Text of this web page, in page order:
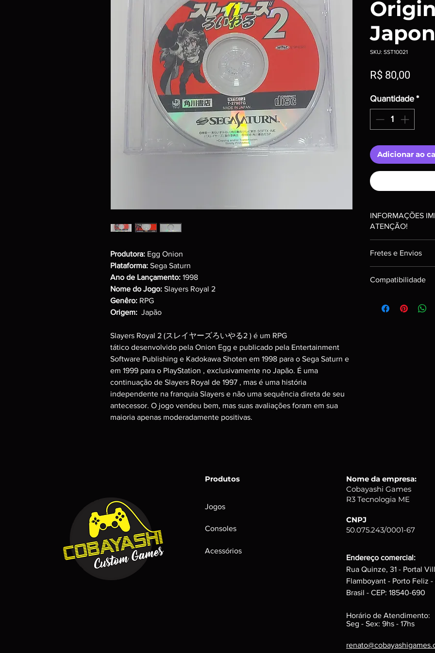
Produtora: Egg Onion
Plataforma: Sega Saturn
Ano de Lançamento: 1998
Nome do Jogo: Slayers Royal 2
Genêro: RPG
Origem: Japão
Slayers Royal 2 (スレイヤーズろいやる2 ) é um RPG
tático desenvolvido pela Onion Egg e publicado pela Entertainment
Software Publishing e Kadokawa Shoten em 1998 para o Sega Saturn e
em 1999 para o PlayStation , exclusivamente no Japão. É uma
continuação de Slayers Royal de 1997 , mas é uma história
independente na franquia Slayers e não uma sequência direta de seu
antecessor. O jogo vendeu bem, mas suas avaliações foram em sua
maioria apenas moderadamente positivas.
SKU: SST10021
R$ 80,00Preço
Quantidade *
Adicionar ao
INFORMAÇÕES
ATENÇÃO!
PRODUTO
SÓ
Algumas
Caixas e
Podem possuir
a integridade do
Fretes e Envios
pagamento.
Após a entrega de
Compatibilidade
Produtos
Jogos
Consoles
Acessórios
Nome da empresa:
Cobayashi Games
R3 Tecnologia ME
CNPJ
50.075.243/0001-67
Endereço comercial:
Rua Quinze, 31 - Portal
Flamboyant - Porto Feliz -
Brasil - CEP: 18540-690
Horário de Atendimento:
Seg - Sex: 9hs - 17hs